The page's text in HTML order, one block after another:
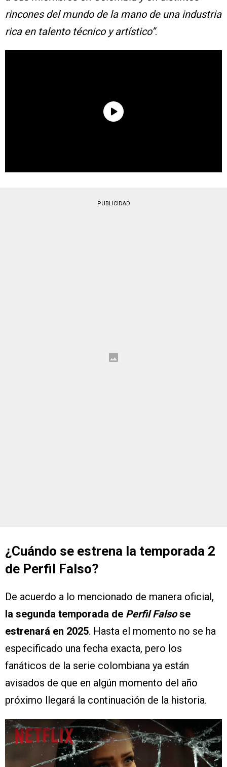
rincones del mundo de la mano de una industria
rica en talento técnico y artístico”.
PUBLICIDAD
¿Cuándo se estrena la temporada 2
de Perfil Falso?
De acuerdo a lo mencionado de manera oficial,
la segunda temporada de Perfil Falsose
estrenará en 2025. Hasta el momento no se ha
especificado una fecha exacta, pero los
fanáticos de la serie colombiana ya están
avisados de que en algún momento del año
próximo llegará la continuación de la historia.